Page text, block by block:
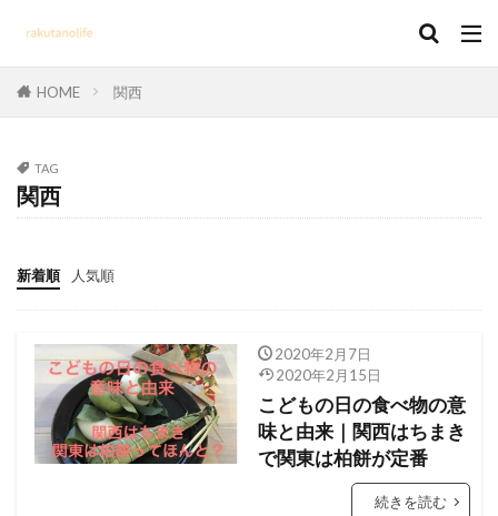
HOME 関西
TAG
関西
新着順 人気順
2020年2月7日
2020年2月15日
こどもの日の食べ物の意
味と由来｜関西はちまき
で関東は柏餅が定番
続きを読む